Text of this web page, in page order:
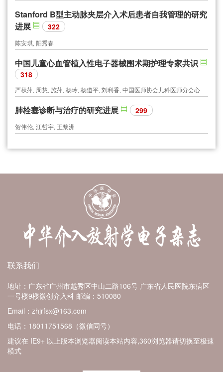
Stanford B型主动脉夹层介入术后患者自我管理的研究
进展
322
陈安琪, 阳秀春
中国儿童心血管植入性电子器械围术期护理专家共识
318
严秋萍, 周慧, 施萍, 杨玲, 杨道平, 刘利香, 中国医师协会儿科医师分会心血管专委会护理学组
肺栓塞诊断与治疗的研究进展 299
贺伟伦, 江哲宇, 王黎洲
联系我们
地址：广东省广州市越秀区中山二路106号 广东省人民医院东病区
一号楼9楼微创介入科 邮编：510080
Email：zhjrfsx@163.com
电话：18011751568（微信同号）
建议在 IE9+ 以上版本浏览器阅读本站内容,360浏览器请切换至极速
模式